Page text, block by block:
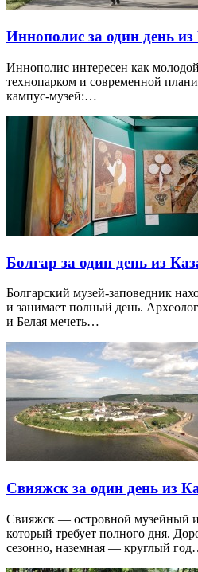
Иннополис за один день
Иннополис интересен как
технопарком и современной
кампус-музей:…
Болгар за один день из
Болгарский музей-заповедник
и занимает полный день.
и Белая мечеть…
Свияжск за один день из
Свияжск — островной музейный
который требует полного дня.
сезонно, наземная — круглый